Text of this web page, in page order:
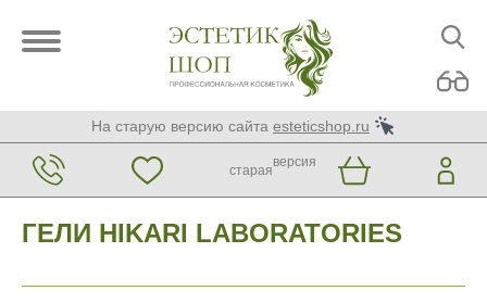
На старую версию сайта esteticshop.ru
старая
версия
ГЕЛИ HIKARI LABORATORIES